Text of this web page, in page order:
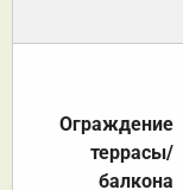
Ограждение
террасы/
балкона